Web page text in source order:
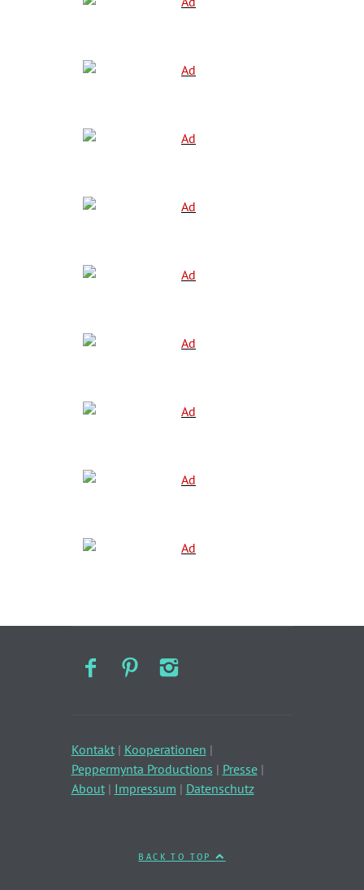
Kontakt| Kooperationen |
Peppermynta Productions | Presse|
About| Impressum | Datenschutz
BACK TO TOP